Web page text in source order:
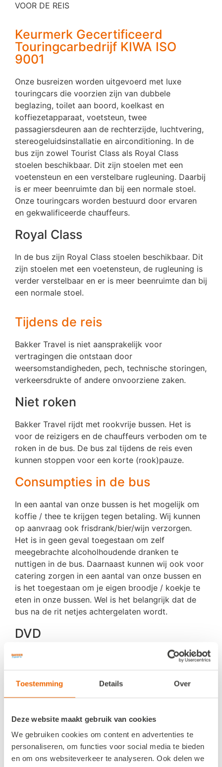
Toestemming Details Over
Deze website maakt gebruik van cookies
We gebruiken cookies om content en advertenties te
personaliseren, om functies voor social media te bieden
en om ons websiteverkeer te analyseren. Ook delen we
VOOR DE REIS
Keurmerk Gecertificeerd
Touringcarbedrijf KIWA ISO
9001
Onze busreizen worden uitgevoerd met luxe
touringcars die voorzien zijn van dubbele
beglazing, toilet aan boord, koelkast en
koffiezetapparaat, voetsteun, twee
passagiersdeuren aan de rechterzijde, luchtvering,
stereogeluidsinstallatie en airconditioning. In de
bus zijn zowel Tourist Class als Royal Class
stoelen beschikbaar. Dit zijn stoelen met een
voetensteun en een verstelbare rugleuning. Daarbij
is er meer beenruimte dan bij een normale stoel.
Onze touringcars worden bestuurd door ervaren
en gekwalificeerde chauffeurs.
Royal Class
In de bus zijn Royal Class stoelen beschikbaar. Dit
zijn stoelen met een voetensteun, de rugleuning is
verder verstelbaar en er is meer beenruimte dan bij
een normale stoel.
Tijdens de reis
Bakker Travel is niet aansprakelijk voor
vertragingen die ontstaan door
weersomstandigheden, pech, technische storingen,
verkeersdrukte of andere onvoorziene zaken.
Niet roken
Bakker Travel rijdt met rookvrije bussen. Het is
voor de reizigers en de chauffeurs verboden om te
roken in de bus. De bus zal tijdens de reis even
kunnen stoppen voor een korte (rook)pauze.
Consumpties in de bus
In een aantal van onze bussen is het mogelijk om
koffie / thee te krijgen tegen betaling. Wij kunnen
op aanvraag ook frisdrank/bier/wijn verzorgen.
Het is in geen geval toegestaan om zelf
meegebrachte alcoholhoudende dranken te
nuttigen in de bus. Daarnaast kunnen wij ook voor
catering zorgen in een aantal van onze bussen en
is het toegestaan om je eigen broodje / koekje te
eten in onze bussen. Wel is het belangrijk dat de
bus na de rit netjes achtergelaten wordt.
DVD
Alle bussen beschikken over een stereo
Gedurende de reis kunnen de chauffeurs voor
gezellige muziek en een leuke film zorgen.
Huisdieren
Het is niet toegestaan om huisdieren mee te
nemen in de bussen van Bakker Travel.